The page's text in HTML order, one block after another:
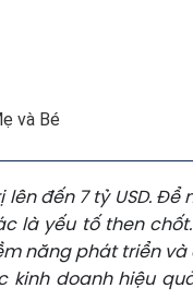
và Bé
đến 7 tỷ USD. Để
là yếu tố then
năng phát triển
kinh doanh hiệu